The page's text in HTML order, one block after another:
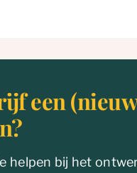
een
helpen bij het